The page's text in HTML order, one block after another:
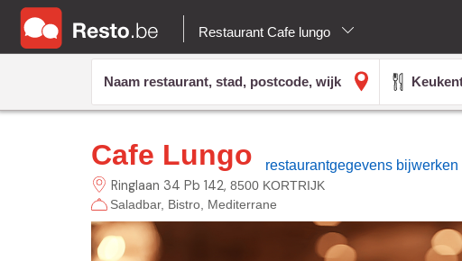
Restaurant Cafe lungo
Cafe Lungo restaurantgegevens bijwerken
Ringlaan 34 Pb 142 8500 KORTRIJK
Saladbar Bistro Mediterrane